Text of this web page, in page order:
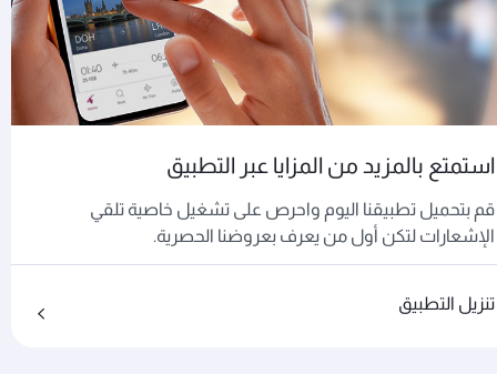
استمتع بالمزيد من المزايا عبر التطبيق
قم بتحميل تطبيقنا اليوم واحرص على تشغيل خاصية تلقي
الإشعارات لتكن أول من يعرف بعروضنا الحصرية.
تنزيل التطبيق